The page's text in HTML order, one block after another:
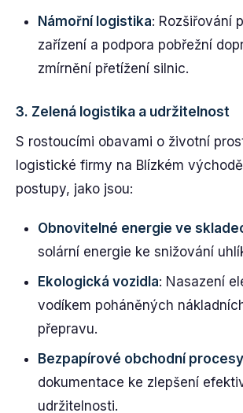
Námořní logistika: Rozšiřování
zařízení a podpora pobřežní
zmírnění přetížení silnic.
3. Zelená logistika a udržitelnost
S rostoucími obavami o životní
logistické firmy na Blízkém
postupy, jako jsou:
Obnovitelné energie ve
solární energie ke snižování
Ekologická vozidla: Nasazení
vodíkem poháněných
přepravu.
Bezpapírové obchodní procesy
dokumentace ke zlepšení
udržitelnosti.